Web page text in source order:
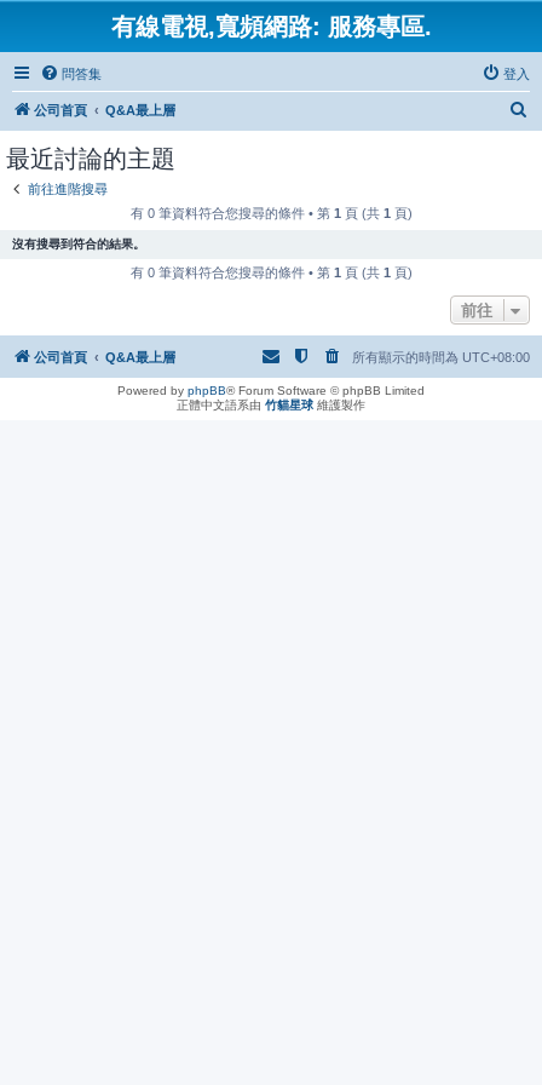
有線電視,寬頻網路: 服務專區.
問答集 登入
公司首頁 Q&A最上層
最近討論的主題
前往進階搜尋
有 0 筆資料符合您搜尋的條件 • 第 1 頁 (共 1 頁)
沒有搜尋到符合的結果。
有 0 筆資料符合您搜尋的條件 • 第 1 頁 (共 1 頁)
前往
公司首頁 Q&A最上層 所有顯示的時間為 UTC+08:00
Powered by phpBB® Forum Software © phpBB Limited
正體中文語系由 竹貓星球 維護製作